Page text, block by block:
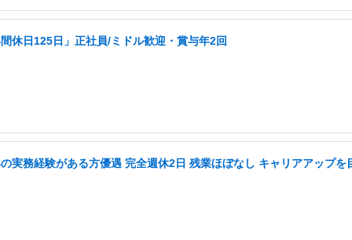
休日125日」正社員/ミドル歓迎・賞与年2回
実務経験がある方優遇 完全週休2日 残業ほぼなし キャリアアップを